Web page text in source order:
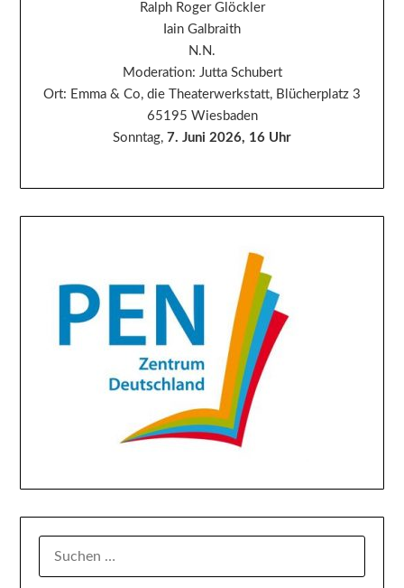
Ralph Roger Glöckler
Iain Galbraith
N.N.
Moderation: Jutta Schubert
Ort: Emma & Co, die Theaterwerkstatt, Blücherplatz 3
65195 Wiesbaden
Sonntag, 7. Juni 2026, 16 Uhr